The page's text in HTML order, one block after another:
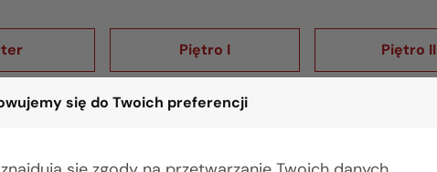
się do Twoich preferencji
Piętro I Piętro II
V Piętro VI